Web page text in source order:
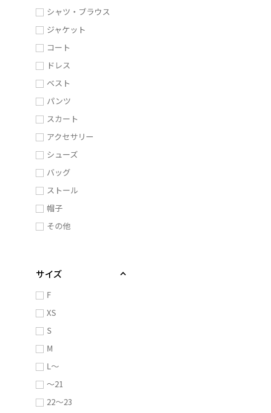
シャツ・ブラウス
ジャケット
コート
ドレス
ベスト
パンツ
スカート
アクセサリー
シューズ
バッグ
ストール
帽子
その他
サイズ
F
XS
S
M
L～
～21
22～23